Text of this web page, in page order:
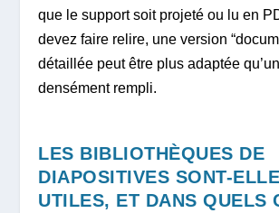
que le support soit projeté ou lu en
devez faire relire, une version
détaillée peut être plus adaptée
densément rempli.
LES BIBLIOTHÈQUES DE
DIAPOSITIVES SONT-
UTILES, ET DANS QUELS